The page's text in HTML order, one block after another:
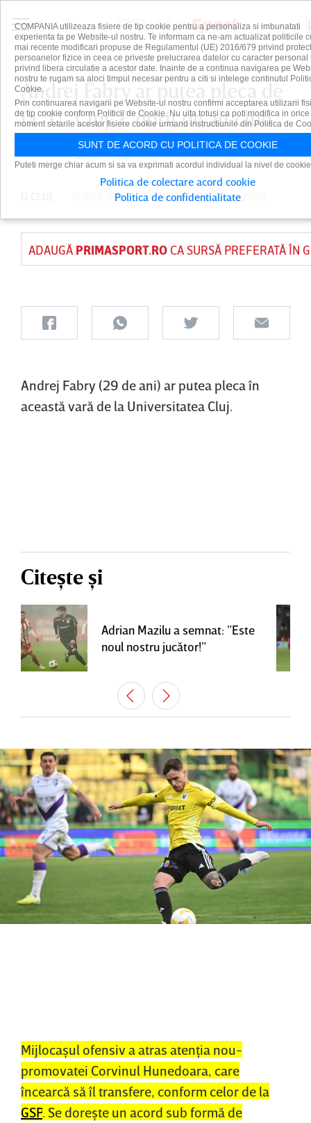
Andrej Fabry ar putea pleca de
la ”U” Cluj! E dorit de alt club
din Superliga
PUBLICAT DEDAIAN CUTUPE 11 IUN 2026
ADAUGĂ PRIMASPORT.ROCA SURSĂ PREFERATĂ ÎN
Andrej Fabry (29 de ani) ar putea pleca în
această vară de la Universitatea Cluj.
Citește și
Adrian Mazilu a semnat: ”Este
noul nostru jucător!”
Mijlocaşul ofensiv a atras atenţia nou-
promovatei Corvinul Hunedoara, care
încearcă să îl transfere, conform celor de la
GSP . Se doreşte un acord sub formă de
COMPANIA utilizeaza fisiere de tip cookie pentru a personaliza si imbunatati
experienta ta pe Website-ul nostru. Te informam ca ne-am actualizat politicile
mai recente modificari propuse de Regulamentul (UE) 2016/679 privind
persoanelor fizice in ceea ce priveste prelucrarea datelor cu caracter personal
privind libera circulatie a acestor date. Inainte de a continua navigarea pe
nostru te rugam sa aloci timpul necesar pentru a citi si intelege continutul
Cookie.
Prin continuarea navigarii pe Website-ul nostru confirmi acceptarea utilizarii
de tip cookie conform Politicii de Cookie. Nu uita totusi ca poti modifica in orice
moment setarile acestor fisiere cookie urmand instructiunile din Politica de
SUNT DE ACORD CU POLITICA DE COOKIE
Puteti merge chiar acum si sa va exprimati acordul individual la nivel de
Politica de colectare acord cookie
Politica de confidentialitate